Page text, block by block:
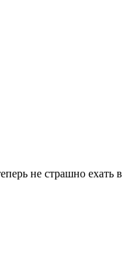
не страшно ехать в